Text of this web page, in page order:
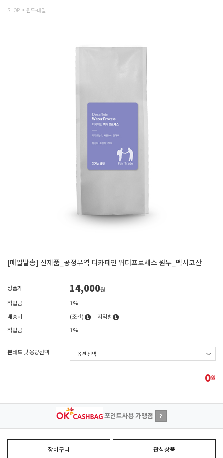
SHOP 원두-매일
[매일발송] 신제품_공정무역 디카페인 워터프로세스 원두_멕시코산
상품가 14,000원
적립금
1%
배송비
(조건)
지역별
적립금
1%
분쇄도 및 용량선택
0원
포인트사용 가맹점 ?
장바구니 관심상품